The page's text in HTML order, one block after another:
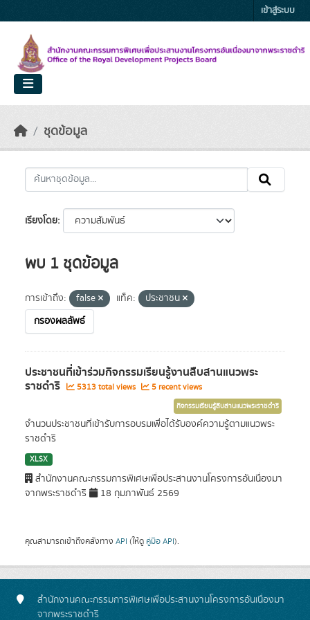
เข้าสู่ระบบ
ชุดข้อมูล
เรียงโดย
พบ 1 ชุดข้อมูล
การเข้าถึง: false แท็ค:
ประชาชน
กรองผลลัพธ์
ประชาชนที่เข้าร่วมกิจกรรมเรียนรู้งานสืบสานแนวพระ
ราชดำริ 5313 total views 5 recent views
กิจกรรมเรียนรู้สืบสานแนวพระราชดำริ
จำนวนประชาชนที่เข้ารับการอบรมเพื่อได้รับองค์ความรู้ตามแนวพระ
ราชดำริ
XLSX
สำนักงานคณะกรรมการพิเศษเพื่อประสานงานโครงการอันเนื่องมา
จากพระราชดำริ
18 กุมภาพันธ์ 2569
คุณสามารถเข้าถึงคลังทาง API (ให้ดู คู่มือ API).
สำนักงานคณะกรรมการพิเศษเพื่อประสานงานโครงการอันเนื่องมา
จากพระราชดำริ